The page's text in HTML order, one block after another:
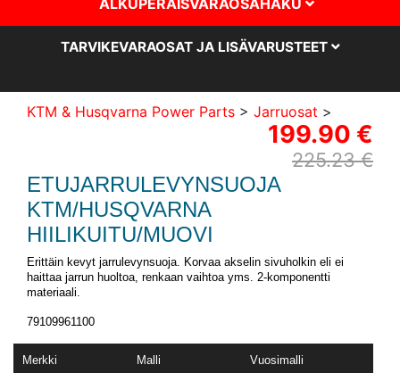
ALKUPERÄISVARAOSAHAKU
TARVIKEVARAOSAT JA LISÄVARUSTEET
KTM & Husqvarna Power Parts > Jarruosat >
199.90 €
225.23 €
ETUJARRULEVYNSUOJA
KTM/HUSQVARNA
HIILIKUITU/MUOVI
Erittäin kevyt jarrulevynsuoja. Korvaa akselin sivuholkin eli ei
haittaa jarrun huoltoa, renkaan vaihtoa yms. 2-komponentti
materiaali.
79109961100
Merkki Malli
Vuosimalli